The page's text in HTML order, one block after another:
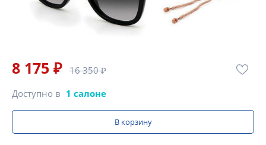
8 175 ₽ 16 350 ₽
Доступно в 1 салоне
В корзину